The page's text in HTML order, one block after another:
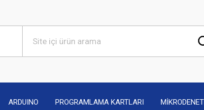
ARDUINO PROGRAMLAMA KARTLARI